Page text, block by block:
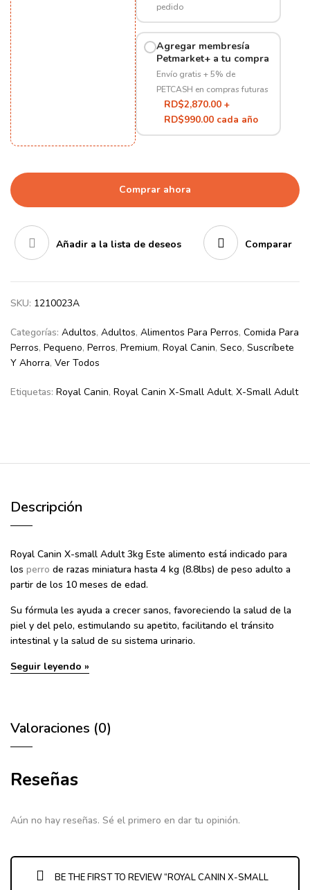
pedido
Agregar membresía
Petmarket+ a tu compra
Envío gratis + 5% de
PETCASH en compras futuras
RD$2,870.00 +
RD$990.00 cada año
Comprar ahora
Añadir a la lista de deseos Comparar
SKU: 1210023A
Categorías: Adultos, Adultos, Alimentos Para Perros, Comida Para
Perros, Pequeno, Perros, Premium, Royal Canin, Seco, Suscríbete
Y Ahorra, Ver Todos
Etiquetas: Royal Canin, Royal Canin X-Small Adult, X-Small Adult
Descripción
Royal Canin X-small Adult 3kg Este alimento está indicado para
los perro de razas miniatura hasta 4 kg (8.8lbs) de peso adulto a
partir de los 10 meses de edad.
Su fórmula les ayuda a crecer sanos, favoreciendo la salud de la
piel y del pelo, estimulando su apetito, facilitando el tránsito
intestinal y la salud de su sistema urinario.
Seguir leyendo »
Valoraciones (0)
Reseñas
Aún no hay reseñas. Sé el primero en dar tu opinión.
BE THE FIRST TO REVIEW “ROYAL CANIN X-SMALL